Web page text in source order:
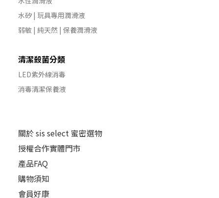
水矽 | 玩具專用潤滑液
弱敏 | 純天然 | 保養潤滑液
清潔殺菌分類
LED紫外線消毒
消毒清潔保養液
關於 sis select 蜜密選物
授權合作實體門市
產品FAQ
購物須知
會員好康